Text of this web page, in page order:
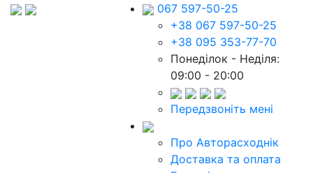
067 597-50-25
+38 067 597-50-25
+38 095 353-77-70
Понеділок - Неділя:
09:00 - 20:00
Передзвоніть мені
Про Авторасходнік
Доставка та оплата